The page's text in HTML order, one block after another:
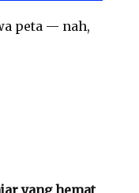
peta — nah,
yang hemat